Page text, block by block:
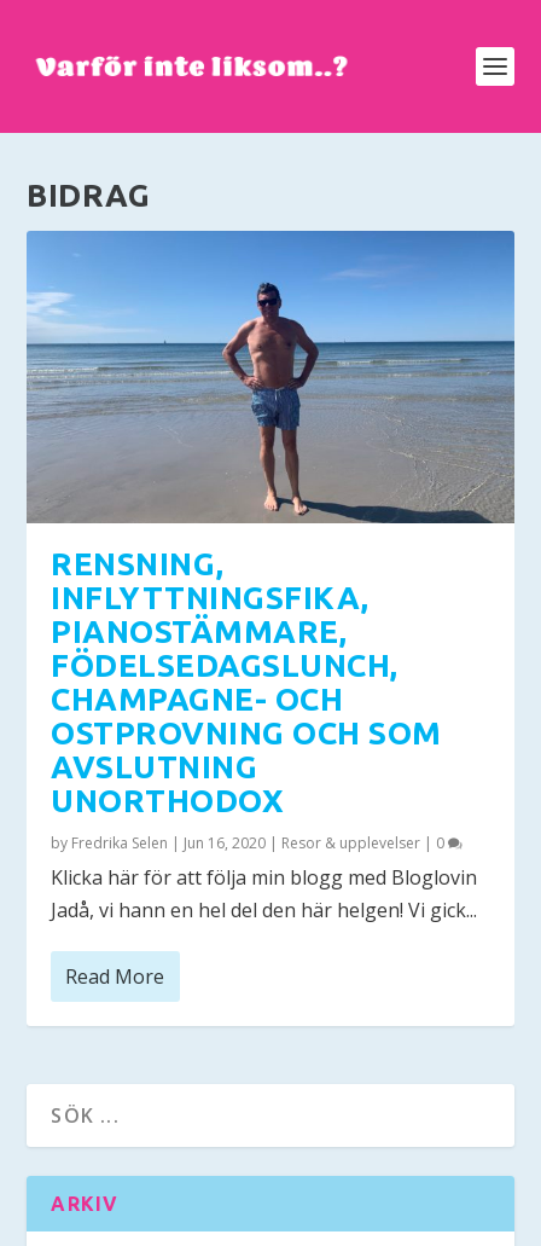
BIDRAG
RENSNING,
INFLYTTNINGSFIKA,
PIANOSTÄMMARE,
FÖDELSEDAGSLUNCH,
CHAMPAGNE- OCH
OSTPROVNING OCH SOM
AVSLUTNING
UNORTHODOX
by Fredrika Selen | Jun 16, 2020 | Resor & upplevelser | 0
Klicka här för att följa min blogg med Bloglovin ​
Jadå, vi hann en hel del den här helgen! Vi gick...
Read More
ARKIV